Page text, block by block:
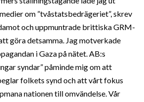
om ”tvåstatsbedrägeriet”, skrev
och uppmuntrade brittiska GRM-
göra detsamma. Jag motverkade
i Gaza på nätet. AB:s
syndar” påminde mig om att
folkets synd och att vårt fokus
nationen till omvändelse. Vår